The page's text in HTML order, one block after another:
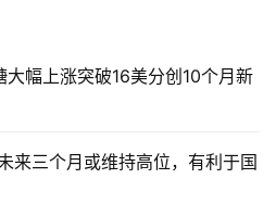
幅上涨突破16美分创10个月新
来三个月或维持高位，有利于国